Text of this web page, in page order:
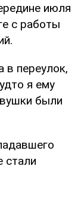
июля
с работы
в переулок,
я ему
были
стали